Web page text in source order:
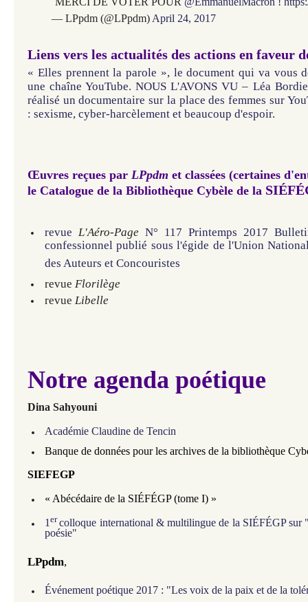
— LPpdm (@LPpdm)April 24, 2017
Liens vers les actualités des actions en faveur
« Elles prennent la parole », le document qui va vous
une chaîne YouTube.NOUS L'AVONS VU – Léa
réalisé un documentaire sur la place des femmes sur
: sexisme, cyber-harcèlement et beaucoup d'espoir.
Œuvres reçues par LPpdm et classées (certaines
le Catalogue de la Bibliothèque Cybèle de la SIÉFÉ
revue L'Aéro-Page N° 117 Printemps 2017
confessionnel publié sous l'égide de l'Union
des Auteurs et Concouristes
revue Florilège
revue Libelle
Notre agenda poétique
Dina Sahyouni
Académie Claudine de Tencin
Banque de données pour les archives de la bibliothèque
SIEFEGP
« Abécédaire de la SIÉFÉGP (tome I) »
1 ercolloque international & multilinguede la SIÉFÉGPsur
poésie"
LPpdm,
Événement poétique 2017 : "Les voix de la paix et de la